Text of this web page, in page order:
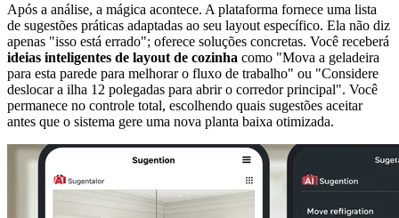
Após a análise, a mágica acontece. A plataforma fornece uma lista
de sugestões práticas adaptadas ao seu layout específico. Ela não diz
apenas "isso está errado"; oferece soluções concretas. Você receberá
ideias inteligentes de layout de cozinha como "Mova a geladeira
para esta parede para melhorar o fluxo de trabalho" ou "Considere
deslocar a ilha 12 polegadas para abrir o corredor principal". Você
permanece no controle total, escolhendo quais sugestões aceitar
antes que o sistema gere uma nova planta baixa otimizada.